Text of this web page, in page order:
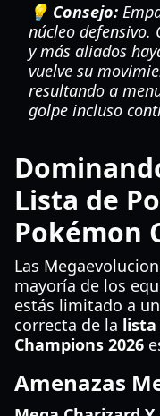
💡 Consejo:
núcleo defensivo.
y más aliados
vuelve su
resultando a
golpe incluso
Lista de
Pokémon
Las
mayoría de los
estás limitado a
correcta de la lista
Champions 2026
Amenazas